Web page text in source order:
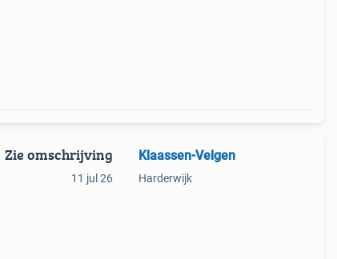
Zie omschrijving
11 jul 26
Klaassen-Velgen
Harderwijk